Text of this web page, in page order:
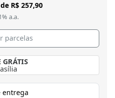
R$ 257,90
a.a.
parcelas
GRÁTIS
entrega